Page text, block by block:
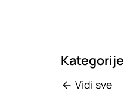
Kategorije
Vidi sve